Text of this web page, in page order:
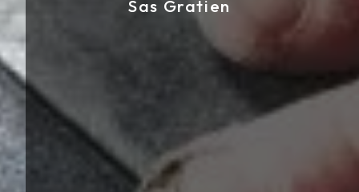
Sas Gratien